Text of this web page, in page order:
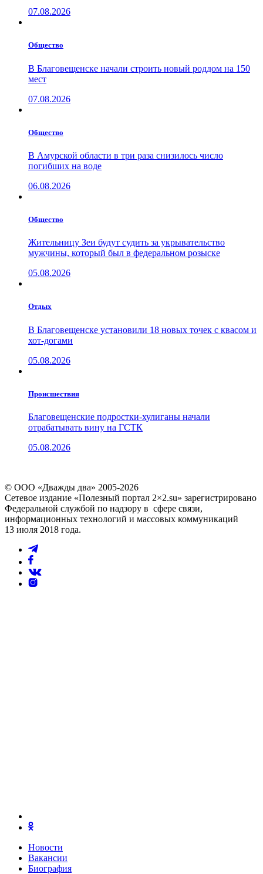
07.08.2026
Общество
В Благовещенске начали строить новый роддом на 150
мест
07.08.2026
Общество
В Амурской области в три раза снизилось число
погибших на воде
06.08.2026
Общество
Жительницу Зеи будут судить за укрывательство
мужчины, который был в федеральном розыске
05.08.2026
Отдых
В Благовещенске установили 18 новых точек с квасом и
хот-догами
05.08.2026
Проиcшествия
Благовещенские подростки-хулиганы начали
отрабатывать вину на ГСТК
05.08.2026
© ООО «Дважды два» 2005-2026
Сетевое издание «Полезный портал 2×2.su» зарегистрировано
Федеральной службой по надзору в сфере связи,
информационных технологий и массовых коммуникаций
13 июля 2018 года.
Новости
Вакансии
Биография